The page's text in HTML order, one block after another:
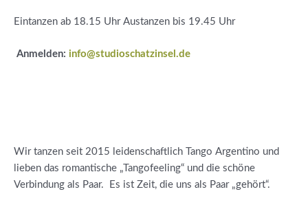
Eintanzen ab 18.15 Uhr Austanzen bis 19.45 Uhr
Anmelden: info@studioschatzinsel.de
Wir tanzen seit 2015 leidenschaftlich Tango Argentino und
lieben das romantische „Tangofeeling“ und die schöne
Verbindung als Paar. Es ist Zeit, die uns als Paar „gehört“.